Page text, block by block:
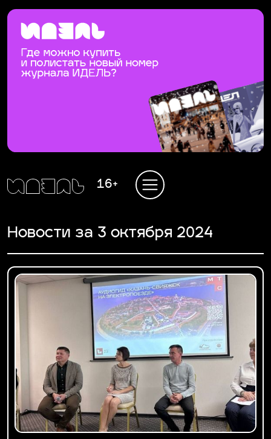
16+
Новости за 3 октября 2024